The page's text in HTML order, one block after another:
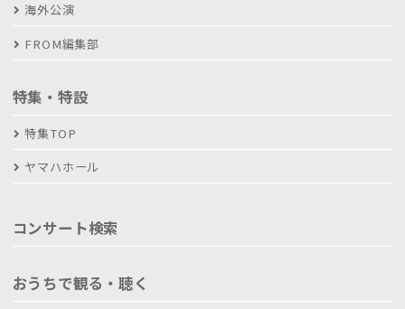
海外公演
FROM編集部
特集・特設
特集TOP
ヤマハホール
コンサート検索
おうちで観る・聴く